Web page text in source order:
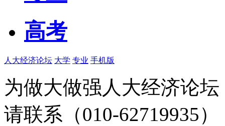
高考
人大经济论坛 大学 专业 手机版
为做大做强人大经济论
请联系（010-62719935）